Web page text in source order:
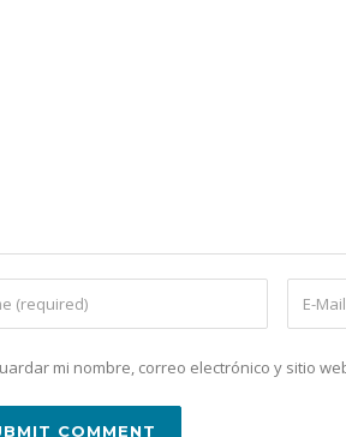
mi nombre, correo electrónico y sitio